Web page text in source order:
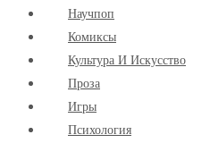
Научпоп
Комиксы
Культура И Искусство
Проза
Игры
Психология